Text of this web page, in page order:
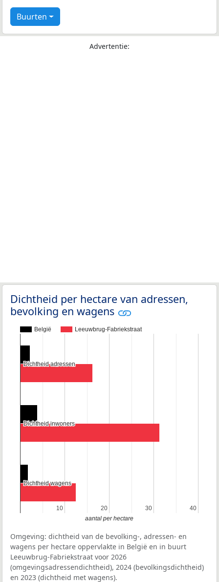
Buurten
Advertentie:
Dichtheid per hectare van adressen,
bevolking en wagens
België Leeuwbrug-Fabriekstraat
10
10 20
20 30
30 40
40
Dichtheid adressen
Dichtheid adressen
Dichtheid inwoners
Dichtheid inwoners
Dichtheid wagens
Dichtheid wagens
aantal per hectare
Omgeving: dichtheid van de bevolking-, adressen- en
wagens per hectare oppervlakte in België en in buurt
Leeuwbrug-Fabriekstraat voor 2026
(omgevingsadressendichtheid), 2024 (bevolkingsdichtheid)
en 2023 (dichtheid met wagens).